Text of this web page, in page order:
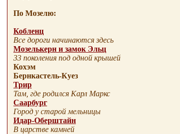
По Мозелю:
Кобленц
Все дороги начинаются здесь
Мозелькерн и замок Эльц
33 поколения под одной крышей
Кохэм
Бернкастель-Куез
Трир
Там, где родился Карл Маркс
Саарбург
Город у старой мельницы
Идар-Оберштайн
В царстве камней